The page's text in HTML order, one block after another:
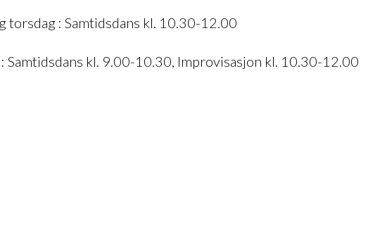
torsdag : Samtidsdans kl. 10.30-12.00
Samtidsdans kl. 9.00-10.30, Improvisasjon kl. 10.30-12.00